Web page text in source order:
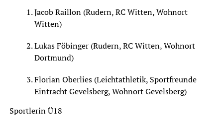
Jacob Raillon (Rudern, RC Witten, Wohnort
Witten)
Lukas Föbinger (Rudern, RC Witten, Wohnort
Dortmund)
Florian Oberlies (Leichtathletik, Sportfreunde
Eintracht Gevelsberg, Wohnort Gevelsberg)
Sportlerin Ü18